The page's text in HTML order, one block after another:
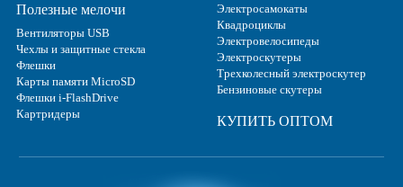
Полезные мелочи
Вентиляторы USB
Чехлы и защитные стекла
Флешки
Карты памяти MicroSD
Флешки i-FlashDrive
Картридеры
Электросамокаты
Квадроциклы
Электровелосипеды
Электроскутеры
Трехколесный электроскутер
Бензиновые скутеры
КУПИТЬ ОПТОМ